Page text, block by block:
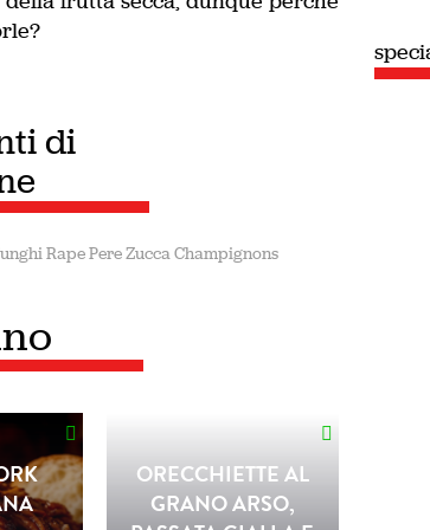
di
RapePereZuccaChampignons
ORECCHIETTE AL
GRANO ARSO,